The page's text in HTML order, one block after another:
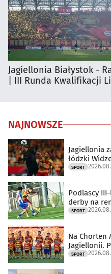
Jagiellonia Białystok -
| III Runda Kwalifikacji
NAJNOWSZE
Jagiellonia
łódzki
SPORT
Podlascy
derby na
SPORT
Na Chorten
Jagiellonii.
SPORT